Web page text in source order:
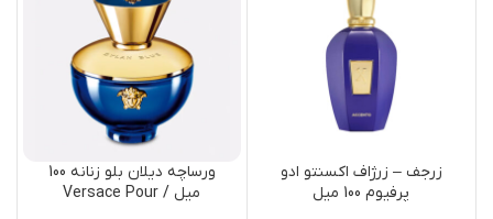
زرجف – زرژاف اکسنتو ادو
پرفیوم 100 میل
ورساچه دیلان بلو زنانه 100
میل / Versace Pour